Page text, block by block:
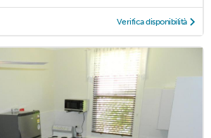
Verifica disponibilità